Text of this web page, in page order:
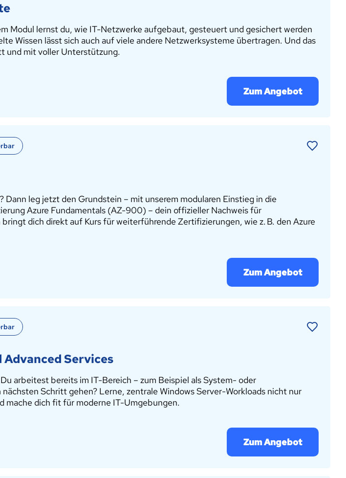
Modul lernst du, wie IT-Netzwerke aufgebaut, gesteuert und gesichert werden
Wissen lässt sich auch auf viele andere Netzwerksysteme übertragen. Und das
und mit voller Unterstützung.
Zum Angebot
leg jetzt den Grundstein – mit unserem modularen Einstieg in die
Azure Fundamentals (AZ-900) – dein offizieller Nachweis für
dich direkt auf Kurs für weiterführende Zertifizierungen, wie z. B. den Azure
Zum Angebot
Services
arbeitest bereits im IT-Bereich – zum Beispiel als System- oder
Schritt gehen? Lerne, zentrale Windows Server-Workloads nicht nur
mache dich fit für moderne IT-Umgebungen.
Zum Angebot